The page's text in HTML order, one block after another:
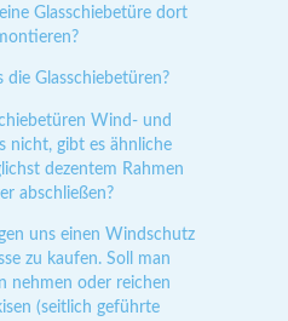
Glasschiebetüre dort
Glasschiebetüren?
Wind- und
nicht, gibt es ähnliche
dezentem Rahmen
abschließen?
uns einen Windschutz
zu kaufen. Soll man
nehmen oder reichen
(seitlich geführte